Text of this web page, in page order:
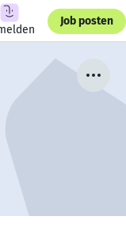
Job posten